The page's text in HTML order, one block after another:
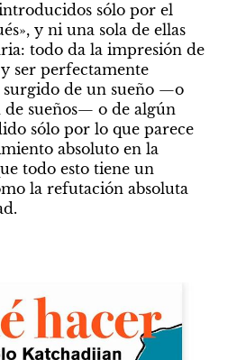
sólo por el
y ni una sola de ellas
todo da la impresión de
ser perfectamente
surgido de un sueño —o
de sueños— o de algún
sólo por lo que parece
absoluto en la
todo esto tiene un
la refutación absoluta